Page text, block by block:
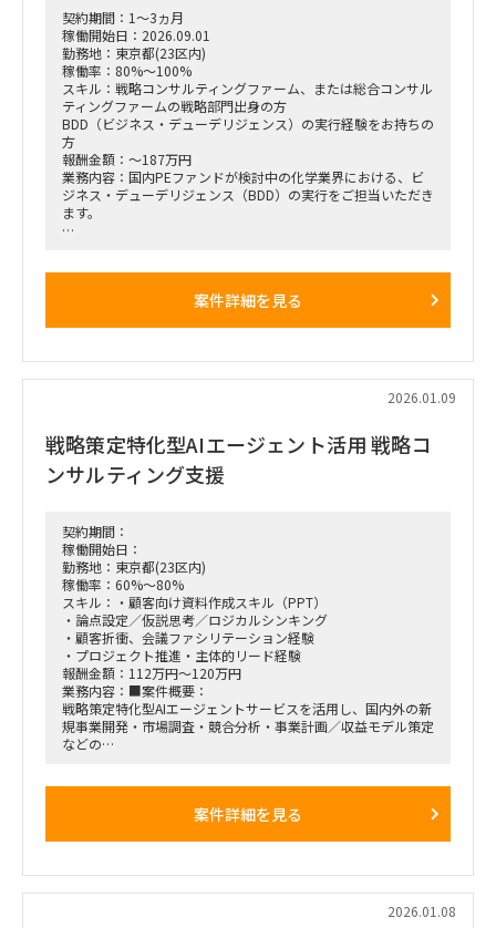
・事業再生に向けた不採算事業の見直し、プロダクトポートフ
ォリオマネジメント、組織再編計画策定、および全社コスト削
減実行支援
契約期間：1～3ヵ月
稼働開始日：2026.09.01
勤務地：東京都(23区内)
稼働率：80%～100%
スキル：戦略コンサルティングファーム、または総合コンサル
ティングファームの戦略部門出身の方
BDD（ビジネス・デューデリジェンス）の実行経験をお持ちの
方
報酬金額：～187万円
業務内容：国内PEファンドが検討中の化学業界における、ビ
ジネス・デューデリジェンス（BDD）の実行をご担当いただき
ます。
（スキル・経験に応じ）財務・事業モデリングの作成またはサ
期間：7月下旬頃から9/30頃
案件詳細を見る
2026.01.09
戦略策定特化型AIエージェント活用 戦略コ
ンサルティング支援
契約期間：
稼働開始日：
勤務地：東京都(23区内)
稼働率：60%～80%
スキル：・顧客向け資料作成スキル（PPT）
・論点設定／仮説思考／ロジカルシンキング
・顧客折衝、会議ファシリテーション経験
・プロジェクト推進・主体的リード経験
報酬金額：112万円～120万円
業務内容：■案件概要：
戦略策定特化型AIエージェントサービスを活用し、国内外の新
規事業開発・市場調査・競合分析・事業計画／収益モデル策定
などの
・クライアントコミュニケーション、会議ファシリテーション
案件詳細を見る
2026.01.08